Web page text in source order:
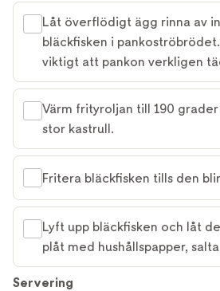
Låt överflödigt ägg rinna av
bläckfisken i
viktigt att pankon verkligen
Värm frityroljan till 190
stor kastrull.
Fritera bläckfisken tills den
Lyft upp bläckfisken och låt
plåt med hushållspapper,
Servering